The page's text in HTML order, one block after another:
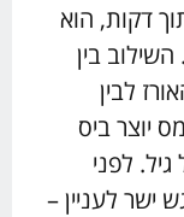
דקות, הוא
השילוב בין
לבין
יוצר ביס
לפני
ישר לעניין –